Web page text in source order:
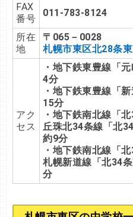
FAX
番号
011-783-8124
所在
地
〒 065－0028
札幌市東区北28条
アク
セス
・地下鉄東豊線「
4分
・地下鉄東豊線「
15分
・地下鉄南北線「
丘珠北34条線「北
約9分
・地下鉄南北線「
札幌新道線「北34
分